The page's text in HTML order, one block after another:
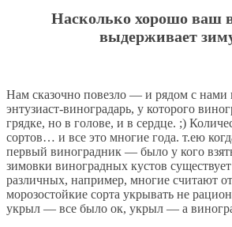
Насколько хорошо ваш
выдерживает
Нам сказочно повезло — и рядом с нами
энтузиаст-виноградарь, у которого
грядке, но в голове, и в сердце. ;)
сортов… и все это многие года. т.ею
первый виноградник — было у кого
зимовки виноградных кустов
различных, например, многие считают
морозостойкие сорта укрывать не
укрыл — все было ок, укрыл — а